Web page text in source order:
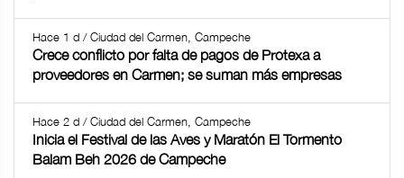
Hace 1 d / Ciudad del Carmen, Campeche
Crece conflicto por falta de pagos de Protexa a
proveedores en Carmen; se suman más empresas
Hace 2 d / Ciudad del Carmen, Campeche
Inicia el Festival de las Aves y Maratón El Tormento
Balam Beh 2026 de Campeche